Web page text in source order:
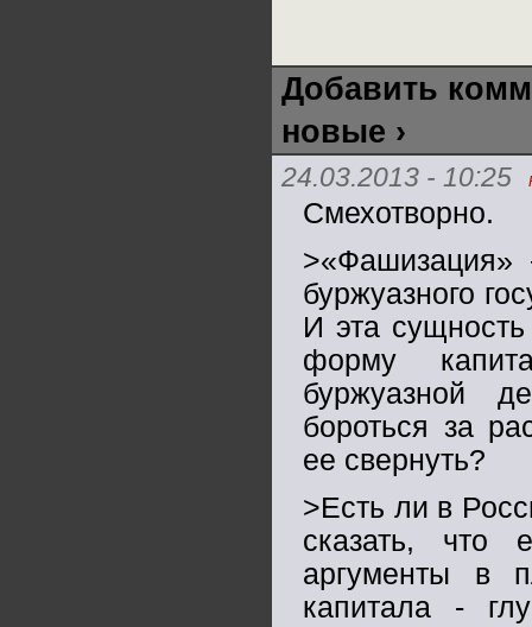
Добавить
новые ›
24.03.2013 - 10:25
Смехотворно.
буржуазного
И эта
форму
буржуазной
бороться за
ее свернуть?
>Есть ли в
сказать, что
аргументы в
капитала -